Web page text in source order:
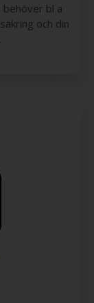
behöver bl a
och din